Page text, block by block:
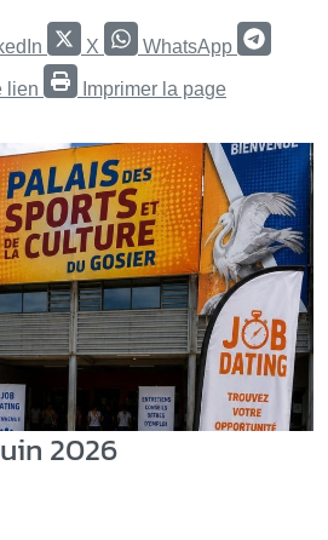
X WhatsApp
lien Imprimer la page
2026